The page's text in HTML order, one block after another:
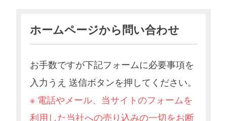
ホームページから問い合わせ
お手数ですが下記フォームに必要事項を
入力うえ 送信ボタンを押してください。
※ 電話やメール、当サイトのフォームを
利用した当社への売り込みの一切をお断